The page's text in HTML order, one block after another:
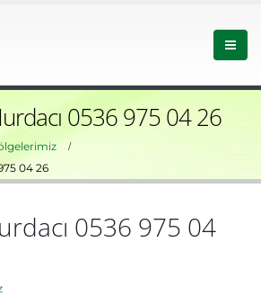
0536 975 04 26
04 26
0536 975 04